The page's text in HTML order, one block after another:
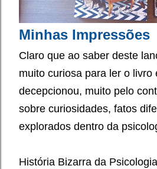
Minhas Impressões
Claro que ao saber deste
muito curiosa para ler o livro
decepcionou, muito pelo
sobre curiosidades, fatos
explorados dentro da
História Bizarra da